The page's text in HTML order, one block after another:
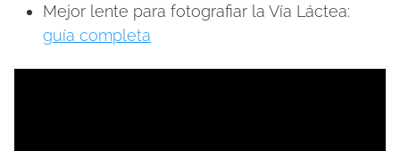
Mejor lente para fotografiar la Vía Láctea:
guía completa